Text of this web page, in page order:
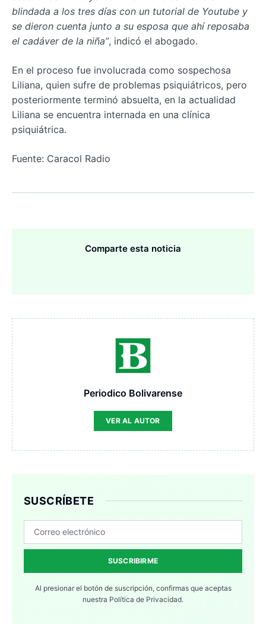
blindada a los tres días con un tutorial de Youtube y
se dieron cuenta junto a su esposa que ahí reposaba
el cadáver de la niña”, indicó el abogado.
En el proceso fue involucrada como sospechosa
Liliana, quien sufre de problemas psiquiátricos, pero
posteriormente terminó absuelta, en la actualidad
Liliana se encuentra internada en una clínica
psiquiátrica.
Fuente: Caracol Radio
Comparte esta noticia
Periodico Bolivarense
VER AL AUTOR
SUSCRÍBETE
SUSCRIBIRME
Al presionar el botón de suscripción, confirmas que aceptas
nuestra Política de Privacidad.